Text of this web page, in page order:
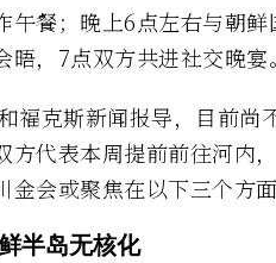
午餐；晚上6点左右与朝
晤，7点双方共进社交晚宴。
福克斯新闻报导，目前尚
方代表本周提前前往河内
金会或聚焦在以下三个方面
半岛无核化